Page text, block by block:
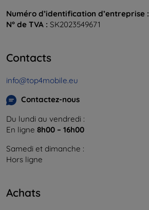
Numéro d’identification d’entreprise :
N° de TVA : SK2023549671
Contacts
info@top4mobile.eu
Contactez-nous
Du lundi au vendredi :
En ligne 8h00 – 16h00
Samedi et dimanche :
Hors ligne
Achats